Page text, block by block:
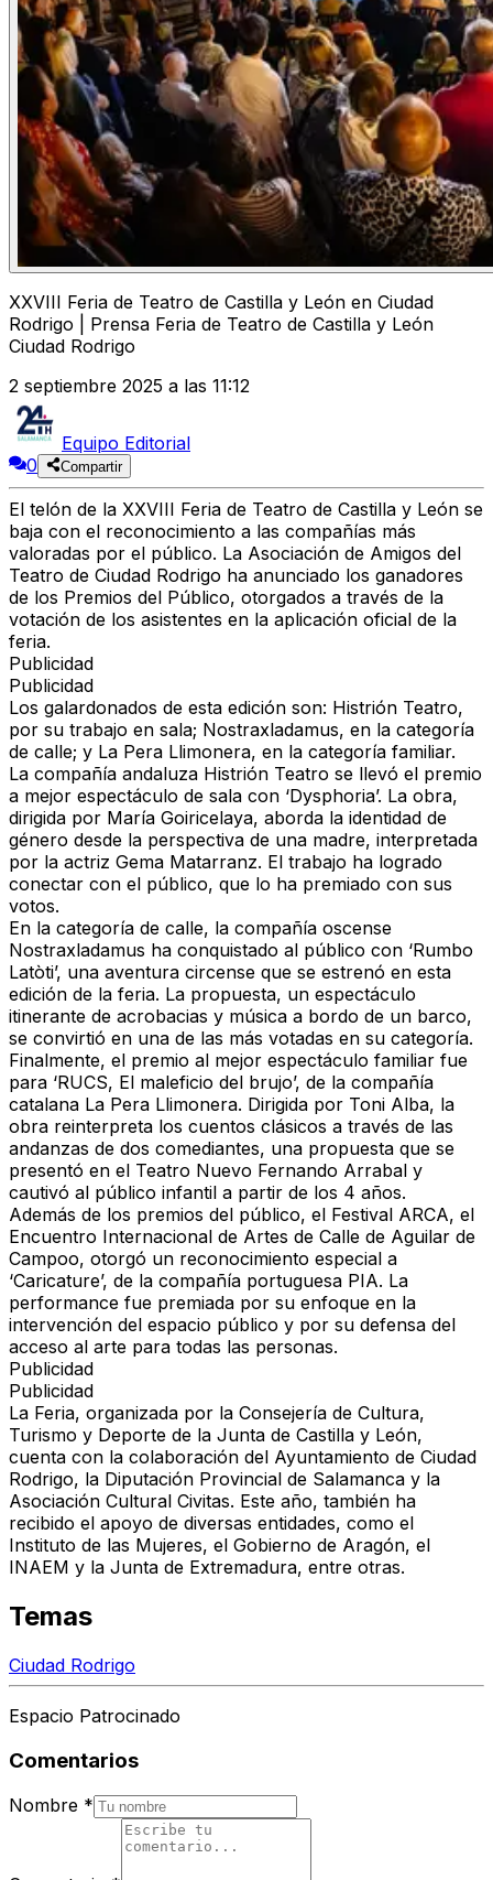
XXVIII Feria de Teatro de Castilla y León en Ciudad
Rodrigo | Prensa Feria de Teatro de Castilla y León
Ciudad Rodrigo
2 septiembre 2025 a las 11:12
Equipo Editorial
0
Compartir
El telón de la XXVIII Feria de Teatro de Castilla y León se
baja con el reconocimiento a las compañías más
valoradas por el público. La Asociación de Amigos del
Teatro de Ciudad Rodrigo ha anunciado los ganadores
de los Premios del Público, otorgados a través de la
votación de los asistentes en la aplicación oficial de la
feria.
Publicidad
Publicidad
Los galardonados de esta edición son: Histrión Teatro,
por su trabajo en sala; Nostraxladamus, en la categoría
de calle; y La Pera Llimonera, en la categoría familiar.
La compañía andaluza Histrión Teatro se llevó el premio
a mejor espectáculo de sala con ‘Dysphoria’. La obra,
dirigida por María Goiricelaya, aborda la identidad de
género desde la perspectiva de una madre, interpretada
por la actriz Gema Matarranz. El trabajo ha logrado
conectar con el público, que lo ha premiado con sus
votos.
En la categoría de calle, la compañía oscense
Nostraxladamus ha conquistado al público con ‘Rumbo
Latòti’, una aventura circense que se estrenó en esta
edición de la feria. La propuesta, un espectáculo
itinerante de acrobacias y música a bordo de un barco,
se convirtió en una de las más votadas en su categoría.
Finalmente, el premio al mejor espectáculo familiar fue
para ‘RUCS, El maleficio del brujo’, de la compañía
catalana La Pera Llimonera. Dirigida por Toni Alba, la
obra reinterpreta los cuentos clásicos a través de las
andanzas de dos comediantes, una propuesta que se
presentó en el Teatro Nuevo Fernando Arrabal y
cautivó al público infantil a partir de los 4 años.
Además de los premios del público, el Festival ARCA, el
Encuentro Internacional de Artes de Calle de Aguilar de
Campoo, otorgó un reconocimiento especial a
‘Caricature’, de la compañía portuguesa PIA. La
performance fue premiada por su enfoque en la
intervención del espacio público y por su defensa del
acceso al arte para todas las personas.
Publicidad
Publicidad
La Feria, organizada por la Consejería de Cultura,
Turismo y Deporte de la Junta de Castilla y León,
cuenta con la colaboración del Ayuntamiento de Ciudad
Rodrigo, la Diputación Provincial de Salamanca y la
Asociación Cultural Civitas. Este año, también ha
recibido el apoyo de diversas entidades, como el
Instituto de las Mujeres, el Gobierno de Aragón, el
INAEM y la Junta de Extremadura, entre otras.
Temas
Ciudad Rodrigo
Espacio Patrocinado
Comentarios
Nombre *